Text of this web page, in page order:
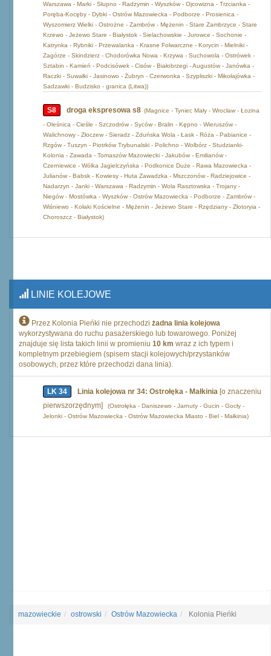
Warszawa - Marki - Słupno - Radzymin - Wyszków - Ojcowizna - Trzcianka -
Poręba-Kocęby - Dybki - Ostrów Mazowiecka - Podborze - Prosienica -
Wyszomierz Wielki - Ostrożne - Zambrów - Mężenin - Stare Zambrzyce - Stare
Krzewo - Jeżewo Stare - Białystok - Sielachowskie - Jurowce - Sochonie -
Katrynka - Rybniki - Przewalanka - Krasne Folwarczne - Korycin - Mielniki -
Zagórze - Skindzierz - Chodorówka Nowa - Krzywa - Suchowola - Ostrówek -
Sztabin - Kamień - Podcisówek - Cisów - Białobrzegi - Augustów - Janówka -
Raczki - Suwałki - Jasinowo - Żubryn - Czerwonka - Szypliszki - Mikołajówka -
Sadzawki - Budzisko - granica (Litwa))
S8 droga ekspresowa s8 (Magnice - Tyniec Mały - Wrocław - Łozina
- Oleśnica - Cieśle - Szczodrów - Syców - Bralin - Kępno - Wieruszów -
Walichnowy - Złoczew - Sieradz - Zduńska Wola - Łask - Róża - Pabianice -
Rzgów - Tuszyn - Piotrków Trybunalski - Polichno - Wolbórz - Studzianki-
Kolonia - Zawada - Tomaszów Mazowiecki - Jakubów - Emilianów -
Czerniewice - Wólka Jagielczyńska - Podkonice Duże - Rawa Mazowiecka -
Julianów - Babsk - Kowiesy - Huta Zawadzka - Mszczonów - Radziejowice -
Nadarzyn - Janki - Warszawa - Radzymin - Wola Rasztowska - Trojany -
Niegów - Mostówka - Wyszków - Ostrów Mazowiecka - Podborze - Zambrów -
Wiśniewo - Kołaki Kościelne - Mężenin - Jeżewo Stare - Rzędziany - Złotoryia -
Choroszcz - Białystok)
LINIE KOLEJOWE
Przez Kolonia Pieńki nie przechodzi żadna linia kolejowa
wykorzystywana do ruchu pasażerskiego lub towarowego. Poniżej
znajduje się lista takich linii w promieniu 10 km wraz z ich typem i
kompletnym przebiegiem (spisem stacji kolejowych/przystanków
osobowych, przez które przechodzi dana linia).
LK 34 Linia kolejowa nr 34: Ostrołęka - Małkinia [o znaczeniu
pierwszorzędnym]
(Ostrołęka - Daniszewo - Jarnuty - Gucin - Gocły -
Jelonki - Ostrów Mazowiecka - Ostrów Mazowiecka Miasto - Biel - Małkinia)
mazowieckie ostrowski Ostrów Mazowiecka Kolonia Pieńki